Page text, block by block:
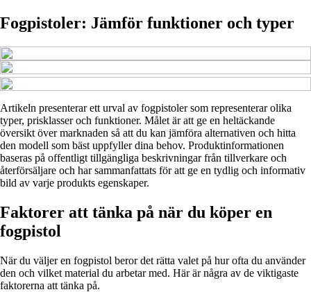
Fogpistoler: Jämför funktioner och typer
Artikeln presenterar ett urval av fogpistoler som representerar olika
typer, prisklasser och funktioner. Målet är att ge en heltäckande
översikt över marknaden så att du kan jämföra alternativen och hitta
den modell som bäst uppfyller dina behov. Produktinformationen
baseras på offentligt tillgängliga beskrivningar från tillverkare och
återförsäljare och har sammanfattats för att ge en tydlig och informativ
bild av varje produkts egenskaper.
Faktorer att tänka på när du köper en
fogpistol
När du väljer en fogpistol beror det rätta valet på hur ofta du använder
den och vilket material du arbetar med. Här är några av de viktigaste
faktorerna att tänka på.